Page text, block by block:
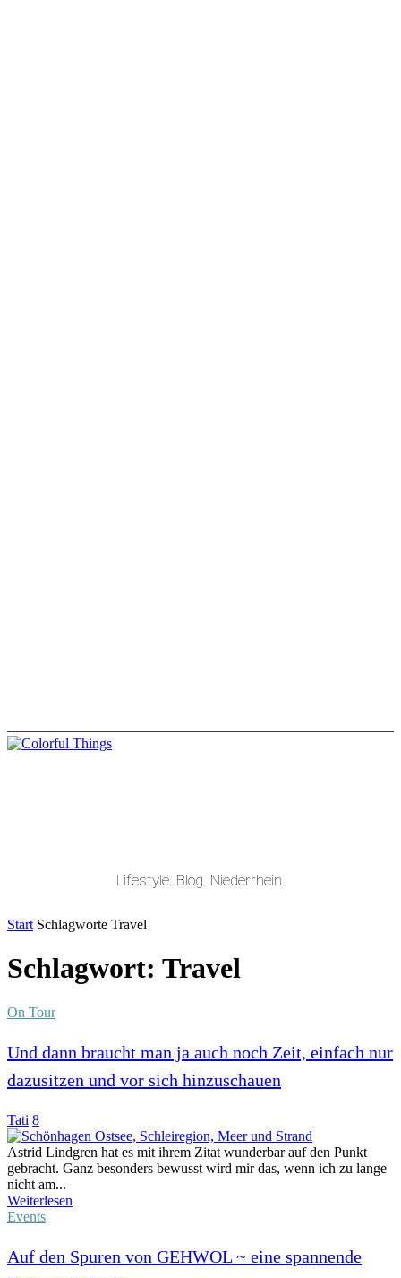
Lifestyle. Blog. Niederrhein.
Start Schlagworte Travel
Schlagwort: Travel
On Tour
Und dann braucht man ja auch noch Zeit, einfach nur
dazusitzen und vor sich hinzuschauen
Tati 8
Astrid Lindgren hat es mit ihrem Zitat wunderbar auf den Punkt
gebracht. Ganz besonders bewusst wird mir das, wenn ich zu lange
nicht am...
Weiterlesen
Events
Auf den Spuren von GEHWOL ~ eine spannende